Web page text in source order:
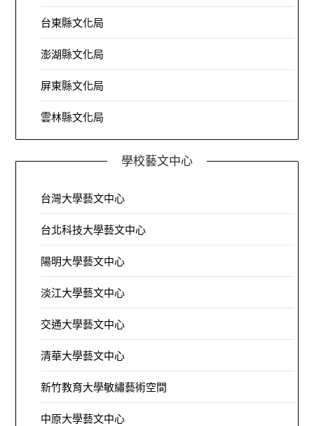
台東縣文化局
澎湖縣文化局
屏東縣文化局
雲林縣文化局
學校藝文中心
台灣大學藝文中心
台北科技大學藝文中心
陽明大學藝文中心
淡江大學藝文中心
交通大學藝文中心
清華大學藝文中心
新竹教育大學敏繡藝術空間
中原大學藝文中心